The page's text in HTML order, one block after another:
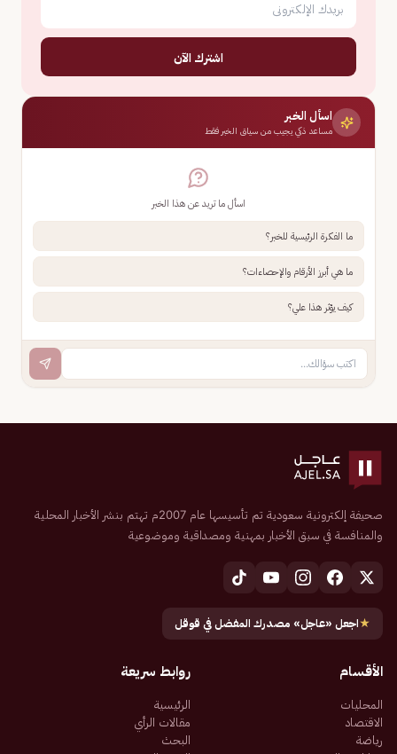
اشترك الآن
اسأل الخبر
مساعد ذكي يجيب من سياق الخبر فقط
اسأل ما تريد عن هذا الخبر
ما الفكرة الرئيسية للخبر؟
ما هي أبرز الأرقام والإحصاءات؟
كيف يؤثر هذا علي؟
صحيفة إلكترونية سعودية تم تأسيسها عام 2007م تهتم بنشر الأخبار المحلية
والمنافسة في سبق الأخبار بمهنية ومصداقية وموضوعية
★اجعل «عاجل» مصدرك المفضل في قوقل
الأقسام
المحليات
الاقتصاد
رياضة
روابط سريعة
الرئيسية
مقالات الرأي
البحث